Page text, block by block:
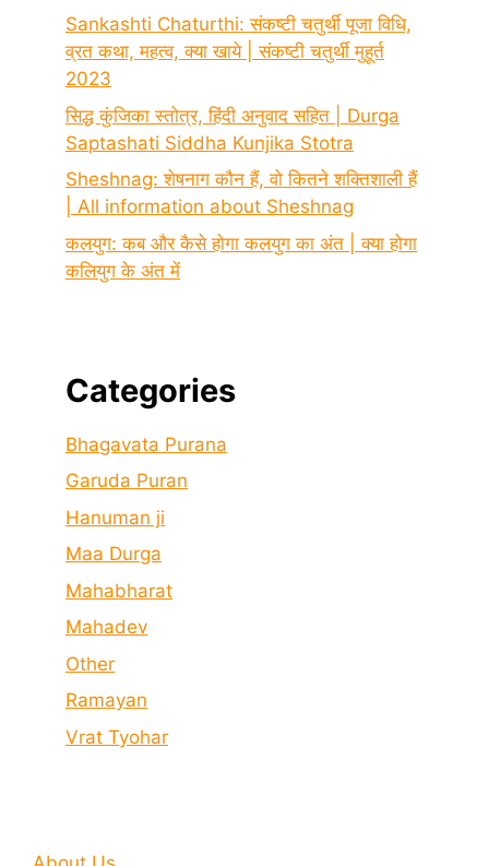
Sankashti Chaturthi: संकष्टी चतुर्थी पूजा विधि,
व्रत कथा, महत्व, क्या खाये | संकष्टी चतुर्थी मुहूर्त
2023
सिद्ध कुंजिका स्तोत्र, हिंदी अनुवाद सहित | Durga
Saptashati Siddha Kunjika Stotra
Sheshnag: शेषनाग कौन हैं, वो कितने शक्तिशाली हैं
| All information about Sheshnag
कलयुग: कब और कैसे होगा कलयुग का अंत | क्या होगा
कलियुग के अंत में
Categories
Bhagavata Purana
Garuda Puran
Hanuman ji
Maa Durga
Mahabharat
Mahadev
Other
Ramayan
Vrat Tyohar